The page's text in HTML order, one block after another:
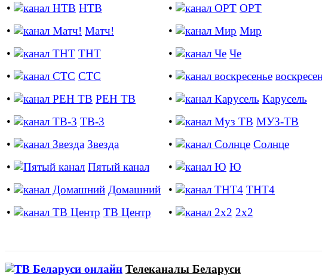
•
НТВ
•
Матч!
•
ТНТ
•
СТС
•
РЕН ТВ
•
ТВ-3
•
Звезда
•
Пятый канал
•
Домашний
•
ТВ Центр
•
ОРТ
•
Мир
•
Че
•
•
Карусель
•
МУЗ-ТВ
•
Солнце
•
Ю
•
ТНТ4
•
2х2
Телеканалы Беларуси